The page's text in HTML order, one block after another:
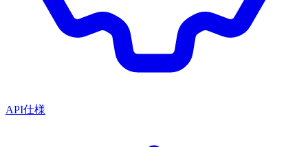
API仕様